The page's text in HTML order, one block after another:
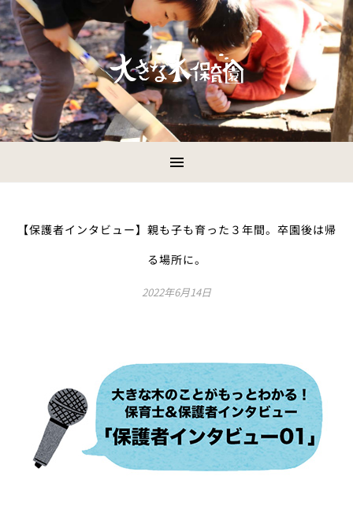
【保護者インタビュー】親も子も育った３年間。卒園後は帰
る場所に。
2022年6月14日